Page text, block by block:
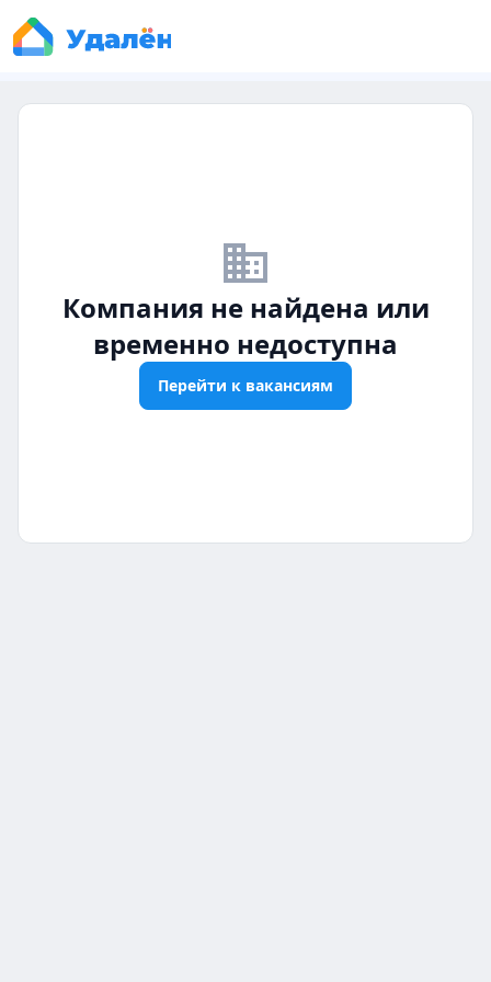
business_off
Компания не найдена или
временно недоступна
Перейти к вакансиям